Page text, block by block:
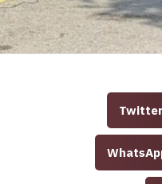
Twitter